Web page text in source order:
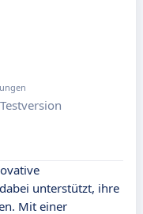
unterstützt, ihre
Mit einer